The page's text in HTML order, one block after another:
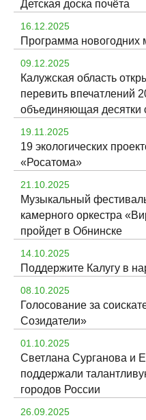
Детская доска почёта
16.12.2025
Программа новогодних
09.12.2025
Калужская область
перевить впечатлений
объединяющая десятки
19.11.2025
19 экологических
«Росатома»
21.10.2025
Музыкальный
камерного оркестра
пройдет в Обнинске
14.10.2025
Поддержите Калугу в
08.10.2025
Голосование за
Созидатели»
01.10.2025
Светлана Сурганова и
поддержали
городов России
26.09.2025